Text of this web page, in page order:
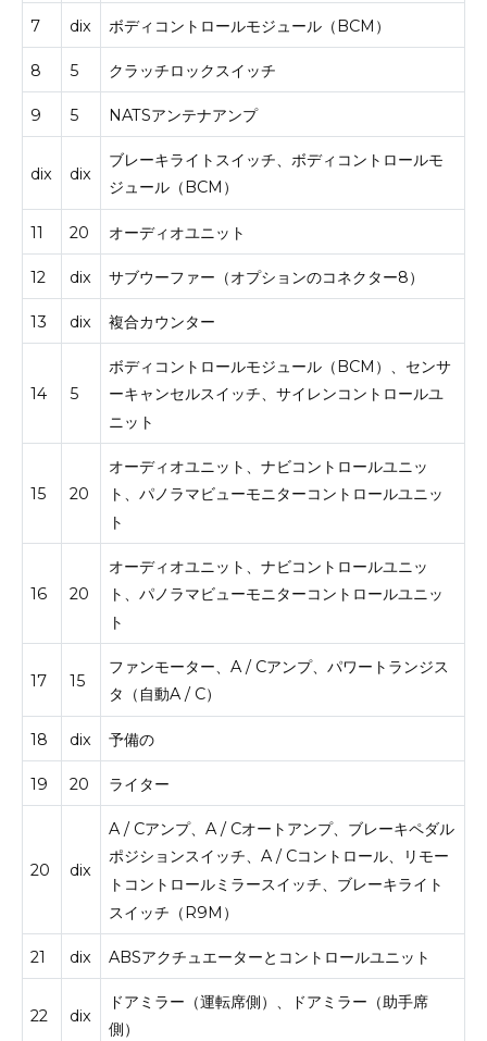
7 dix ボディコントロールモジュール（BCM）
8 5 クラッチロックスイッチ
9 5 NATSアンテナアンプ
dix dix
ブレーキライトスイッチ、ボディコントロールモ
ジュール（BCM）
11 20 オーディオユニット
12 dix サブウーファー（オプションのコネクター8）
13 dix 複合カウンター
14 5
ボディコントロールモジュール（BCM）、センサ
ーキャンセルスイッチ、サイレンコントロールユ
ニット
15 20
オーディオユニット、ナビコントロールユニッ
ト、パノラマビューモニターコントロールユニッ
ト
16 20
オーディオユニット、ナビコントロールユニッ
ト、パノラマビューモニターコントロールユニッ
ト
17 15
ファンモーター、A / Cアンプ、パワートランジス
タ（自動A / C）
18 dix 予備の
19 20 ライター
20 dix
A / Cアンプ、A / Cオートアンプ、ブレーキペダル
ポジションスイッチ、A / Cコントロール、リモー
トコントロールミラースイッチ、ブレーキライト
スイッチ（R9M）
21 dix ABSアクチュエーターとコントロールユニット
22 dix
ドアミラー（運転席側）、ドアミラー（助手席
側）